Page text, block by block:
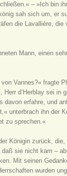
– »Ich bin
sah sich um, er
die Lavallière,
Mann, einen
Vannes?« fragte
d’Herblay sei in
davon erfahre, und
unterbrach ihn der
zu sprechen.«
Königin zurück,
sie nicht kam –
Mit seinen
wurden